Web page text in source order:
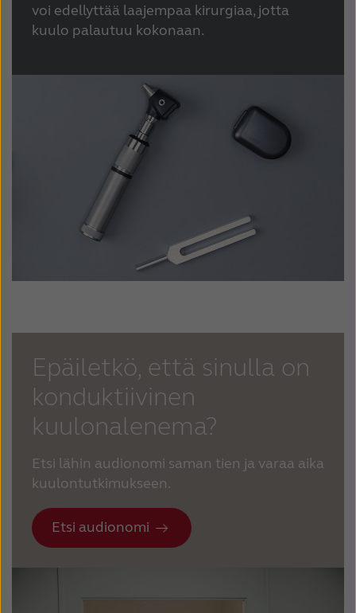
voi edellyttää laajempaa kirurgiaa, jotta
kuulo palautuu kokonaan.
Epäiletkö, että sinulla on
konduktiivinen
kuulonalenema?
Etsi lähin audionomi saman tien ja varaa aika
kuulontutkimukseen.
Etsi audionomi